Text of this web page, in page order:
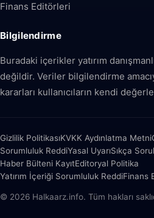
Finans Editörleri
Bilgilendirme
Buradaki içerikler yatırım
değildir. Veriler bilgilendirme
kararları kullanıcıların kendi
Gizlilik PolitikasıKVKK Aydınlatma Metni
Sorumluluk ReddiYasal UyarıSıkça
Haber Bülteni KayıtEditoryal Politika
Yatırım İçeriği Sorumluluk ReddiFinans
© 2026 Halkaarz.info. Tüm hakları